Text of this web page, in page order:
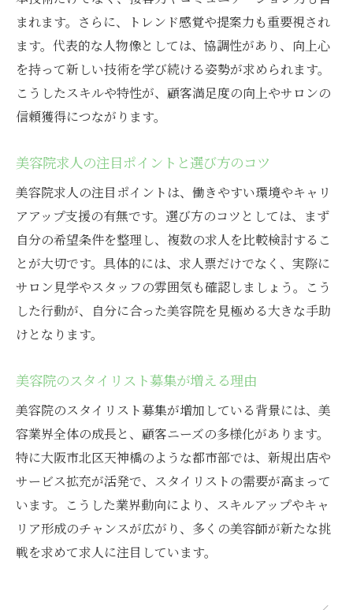
まれます。さらに、トレンド感覚や提案力も重要視され
ます。代表的な人物像としては、協調性があり、向上心
を持って新しい技術を学び続ける姿勢が求められます。
こうしたスキルや特性が、顧客満足度の向上やサロンの
信頼獲得につながります。
美容院求人の注目ポイントと選び方のコツ
美容院求人の注目ポイントは、働きやすい環境やキャリ
アアップ支援の有無です。選び方のコツとしては、まず
自分の希望条件を整理し、複数の求人を比較検討するこ
とが大切です。具体的には、求人票だけでなく、実際に
サロン見学やスタッフの雰囲気も確認しましょう。こう
した行動が、自分に合った美容院を見極める大きな手助
けとなります。
美容院のスタイリスト募集が増える理由
美容院のスタイリスト募集が増加している背景には、美
容業界全体の成長と、顧客ニーズの多様化があります。
特に大阪市北区天神橋のような都市部では、新規出店や
サービス拡充が活発で、スタイリストの需要が高まって
います。こうした業界動向により、スキルアップやキャ
リア形成のチャンスが広がり、多くの美容師が新たな挑
戦を求めて求人に注目しています。